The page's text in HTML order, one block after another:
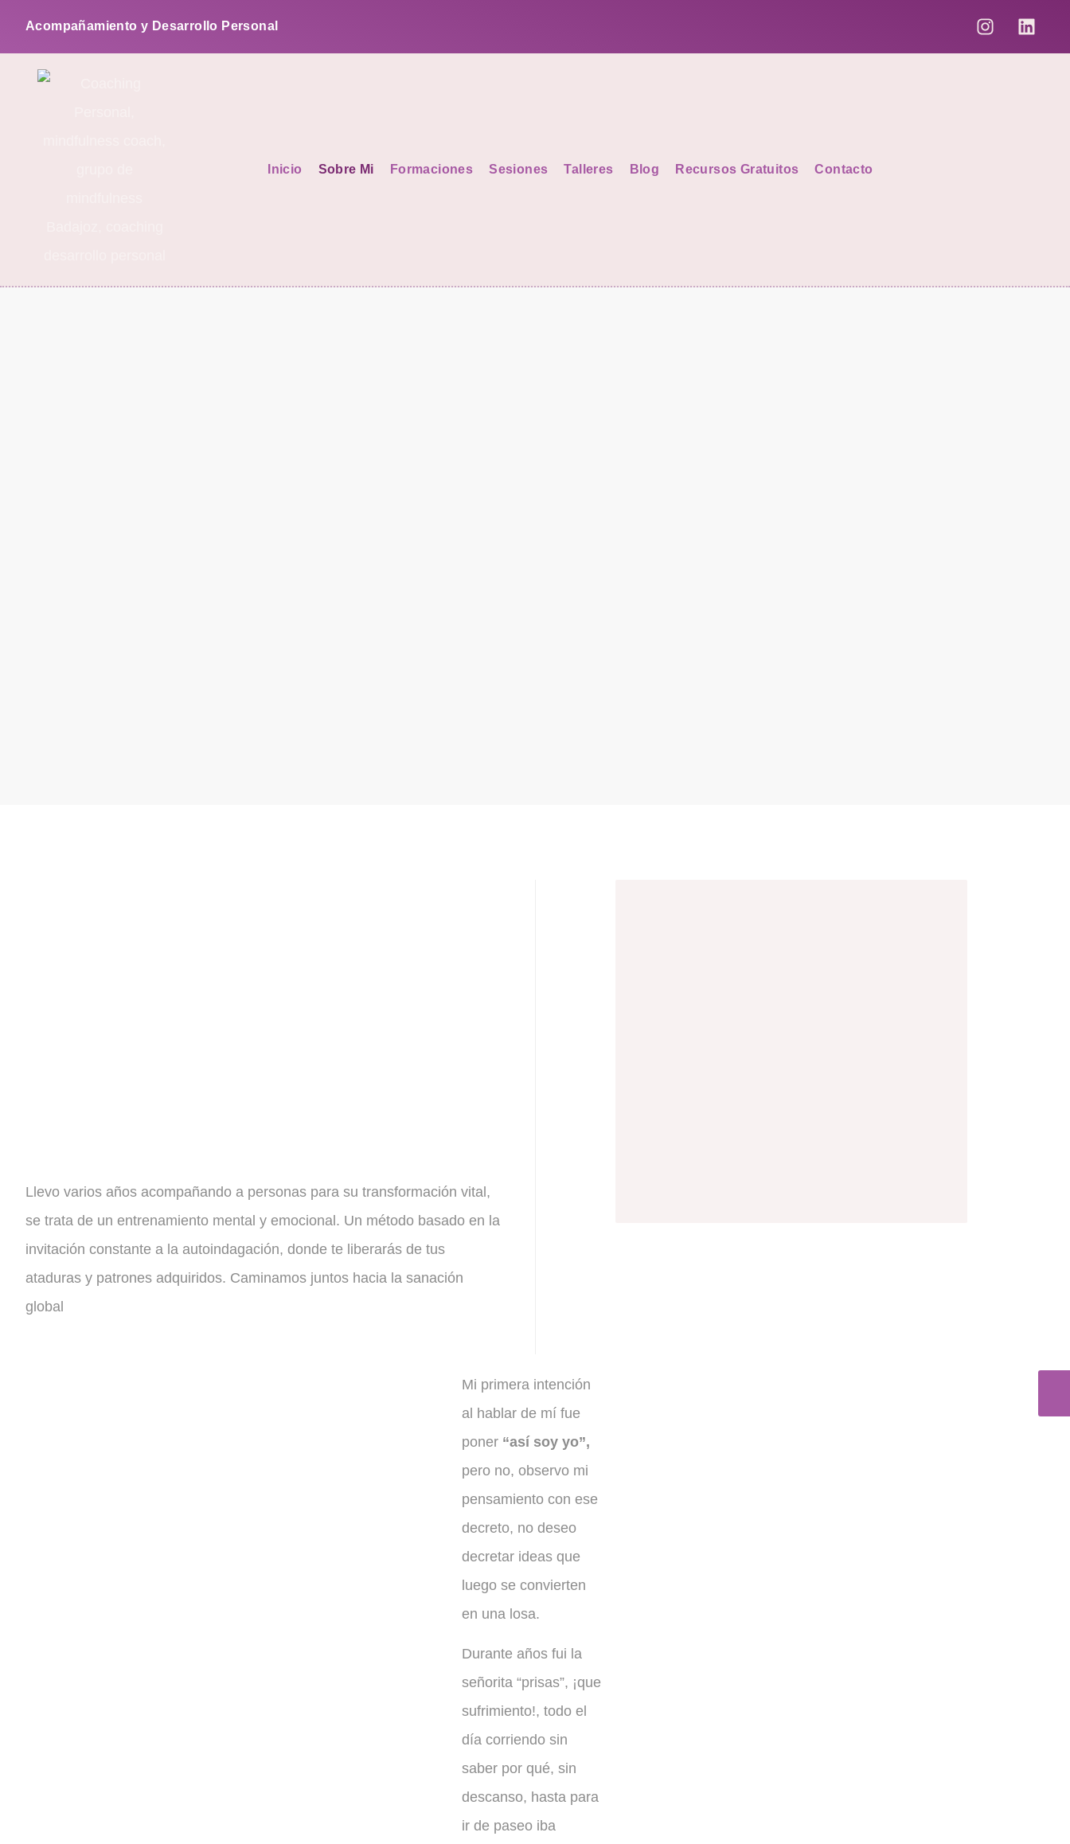
Acompañamiento y Desarrollo Personal
Inicio Sobre Mi Formaciones Sesiones Talleres Blog Recursos Gratuitos Contacto
Llevo varios años acompañando a personas para su transformación vital,
se trata de un entrenamiento mental y emocional. Un método basado en la
invitación constante a la autoindagación, donde te liberarás de tus
ataduras y patrones adquiridos. Caminamos juntos hacia la sanación
global
Mi primera intención
al hablar de mí fue
poner “así soy yo”,
pero no, observo mi
pensamiento con ese
decreto, no deseo
decretar ideas que
luego se convierten
en una losa.
Durante años fui la
señorita “prisas”, ¡que
sufrimiento!, todo el
día corriendo sin
saber por qué, sin
descanso, hasta para
ir de paseo iba